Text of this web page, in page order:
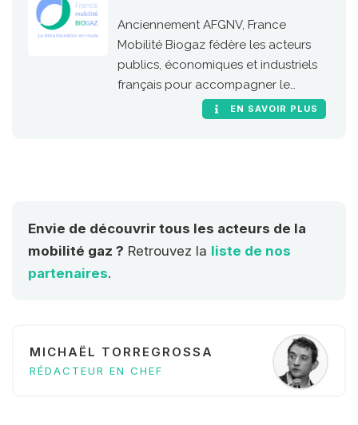
Anciennement AFGNV, France
Mobilité Biogaz fédère les acteurs
publics, économiques et industriels
français pour accompagner le
développement de l’usage carburant
EN SAVOIR PLUS
Envie de découvrir tous les acteurs de la
mobilité gaz ? Retrouvez la liste de nos
partenaires.
MICHAËL TORREGROSSA
RÉDACTEUR EN CHEF